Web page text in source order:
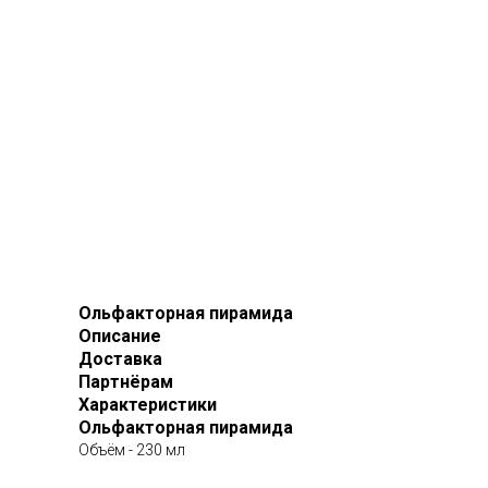
Ольфакторная пирамида
Описание
Доставка
Партнёрам
Характеристики
Ольфакторная пирамида
Объём - 230 мл